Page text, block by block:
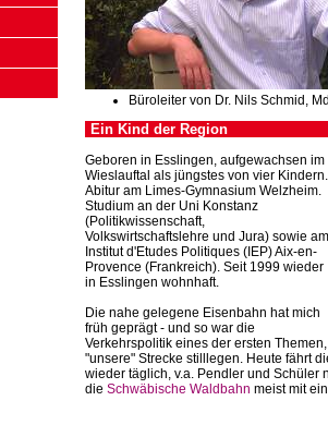
Büroleiter von Dr. Nils Schmid,
Ein Kind der Region
Geboren in Esslingen, aufgewachsen im
Wieslauftal als jüngstes von vier Kindern.
Abitur am Limes-Gymnasium Welzheim.
Studium an der Uni Konstanz
(Politikwissenschaft,
Volkswirtschaftslehre und Jura) sowie am
Institut d'Etudes Politiques (IEP) Aix-en-
Provence (Frankreich). Seit 1999 wieder
in Esslingen wohnhaft.
Die nahe gelegene Eisenbahn hat mich
früh geprägt - und so war die
Verkehrspolitik eines der ersten
"unsere" Strecke stilllegen. Heute fährt
wieder täglich, v.a. Pendler und Schüler
die Schwäbische Waldbahn meist mit